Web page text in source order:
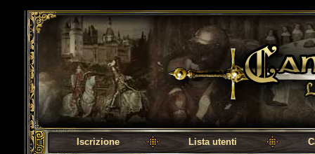
Camelot, la patria della cavalleria
Iscrizione Lista utenti